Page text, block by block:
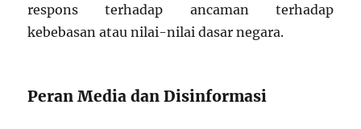
respons terhadap ancaman terhadap
kebebasan atau nilai-nilai dasar negara.
Peran Media dan Disinformasi